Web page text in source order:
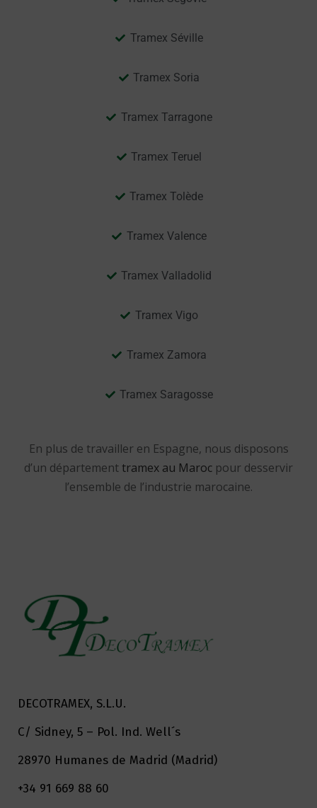
Tramex Séville
Tramex Soria
Tramex Tarragone
Tramex Teruel
Tramex Tolède
Tramex Valence
Tramex Valladolid
Tramex Vigo
Tramex Zamora
Tramex Saragosse
En plus de travailler en Espagne, nous disposons
d’un département tramex au Maroc pour desservir
l’ensemble de l’industrie marocaine.
DECOTRAMEX, S.L.U.
C/ Sidney, 5 – Pol. Ind. Well´s
28970 Humanes de Madrid (Madrid)
+34 91 669 88 60